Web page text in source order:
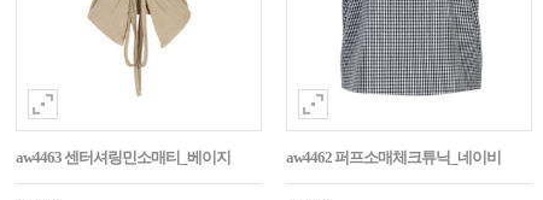
aw4463 센터셔링민소매티_베이지 aw4462 퍼프소매체크튜닉_네이비